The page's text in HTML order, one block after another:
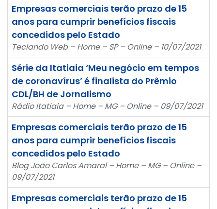
Empresas comerciais terão prazo de 15
anos para cumprir benefícios fiscais
concedidos pelo Estado
Teclando Web – Home – SP – Online – 10/07/2021
Série da Itatiaia ‘Meu negócio em tempos
de coronavírus’ é finalista do Prêmio
CDL/BH de Jornalismo
Rádio Itatiaia – Home – MG – Online – 09/07/2021
Empresas comerciais terão prazo de 15
anos para cumprir benefícios fiscais
concedidos pelo Estado
Blog João Carlos Amaral – Home – MG – Online –
09/07/2021
Empresas comerciais terão prazo de 15